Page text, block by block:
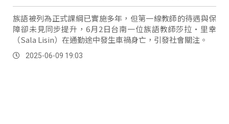
族語被列為正式課綱已實施多年，但第一線教師的待遇與保
障卻未見同步提升，6月2日台南一位族語教師莎拉·里幸
（Sala Lisin）在通勤途中發生車禍身亡，引發社會關注。
2025-06-09 19:03